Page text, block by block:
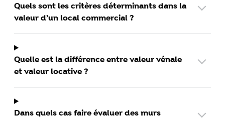
Quels sont les critères déterminants dans la
valeur d’un local commercial ?
Quelle est la différence entre valeur vénale
et valeur locative ?
Dans quels cas faire évaluer des murs